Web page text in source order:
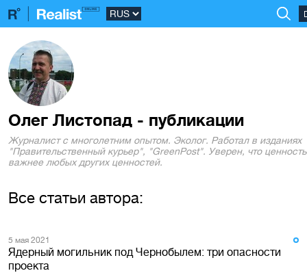
Олег Листопад - публикации
Журналист с многолетним опытом. Эколог. Работал в изданиях
"Правительственный курьер", "GreenPost". Уверен, что
важнее любых других ценностей.
Все статьи автора:
5 мая 2021
Ядерный могильник под Чернобылем: три опасности
проекта